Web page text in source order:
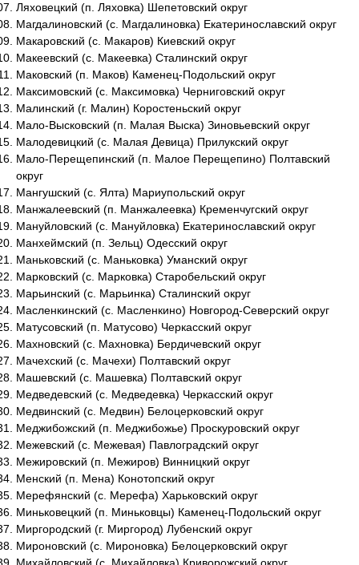
Ляховецкий (п. Ляховка) Шепетовский округ
Магдалиновский (с. Магдалиновка) Екатеринославский округ
Макаровский (с. Макаров) Киевский округ
Макеевский (с. Макеевка) Сталинский округ
Маковский (п. Маков) Каменец-Подольский округ
Максимовский (с. Максимовка) Черниговский округ
Малинский (г. Малин) Коростеньский округ
Мало-Высковский (п. Малая Выска) Зиновьевский округ
Малодевицкий (с. Малая Девица) Прилукский округ
Мало-Перещепинский (п. Малое Перещепино) Полтавский
округ
Мангушский (с. Ялта) Мариупольский округ
Манжалеевский (п. Манжалеевка) Кременчугский округ
Мануйловский (с. Мануйловка) Екатеринославский округ
Манхеймский (п. Зельц) Одесский округ
Маньковский (с. Маньковка) Уманский округ
Марковский (с. Марковка) Старобельский округ
Марьинский (с. Марьинка) Сталинский округ
Масленкинский (с. Масленкино) Новгород-Северский округ
Матусовский (п. Матусово) Черкасский округ
Махновский (с. Махновка) Бердичевский округ
Мачехский (с. Мачехи) Полтавский округ
Машевский (с. Машевка) Полтавский округ
Медведевский (с. Медведевка) Черкасский округ
Медвинский (с. Медвин) Белоцерковский округ
Меджибожский (п. Меджибожье) Проскуровский округ
Межевский (с. Межевая) Павлоградский округ
Межировский (п. Межиров) Винницкий округ
Менский (п. Мена) Конотопский округ
Мерефянский (с. Мерефа) Харьковский округ
Миньковецкий (п. Миньковцы) Каменец-Подольский округ
Миргородский (г. Миргород) Лубенский округ
Мироновский (с. Мироновка) Белоцерковский округ